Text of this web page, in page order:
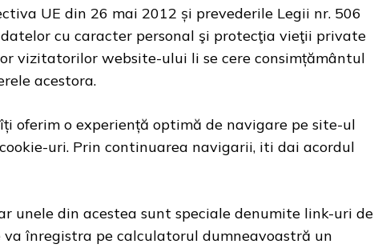
UE din 26 mai 2012 și prevederile Legii nr. 506
cu caracter personal şi protecţia vieţii private
vizitatorilor website-ului li se cere consimțământul
acestora.
oferim o experiență optimă de navigare pe site-ul
uri. Prin continuarea navigarii, iti dai acordul
unele din acestea sunt speciale denumite link-uri de
înregistra pe calculatorul dumneavoastră un